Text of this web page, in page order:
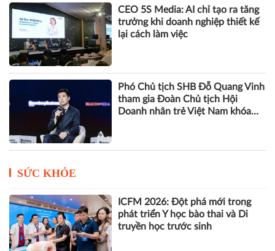
CEO 5S Media: AI chỉ tạo ra tăng
trưởng khi doanh nghiệp thiết kế
lại cách làm việc
Phó Chủ tịch SHB Đỗ Quang Vinh
tham gia Đoàn Chủ tịch Hội
Doanh nhân trẻ Việt Nam khóa
SỨC KHỎE
ICFM 2026: Đột phá mới trong
phát triển Y học bào thai và Di
truyền học trước sinh